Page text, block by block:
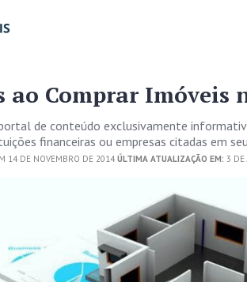
ao Comprar Imóveis
de conteúdo exclusivamente
financeiras ou empresas citadas em
14 DE NOVEMBRO DE 2014ÚLTIMA ATUALIZAÇÃO EM: 3 DE